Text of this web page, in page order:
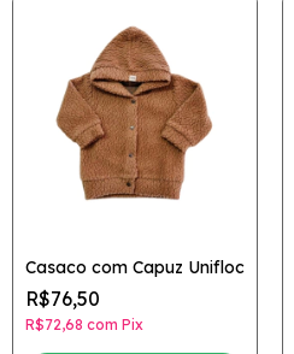
Casaco com Capuz Unifloc
R$76,50
R$72,68 com Pix